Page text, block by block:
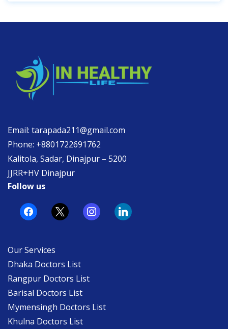
Email: tarapada211@gmail.com
Phone: +8801722691762
Kalitola, Sadar, Dinajpur – 5200
JJRR+HV Dinajpur
Follow us
facebook
x instagramlinkedin
Our Services
Dhaka Doctors List
Rangpur Doctors List
Barisal Doctors List
Mymensingh Doctors List
Khulna Doctors List